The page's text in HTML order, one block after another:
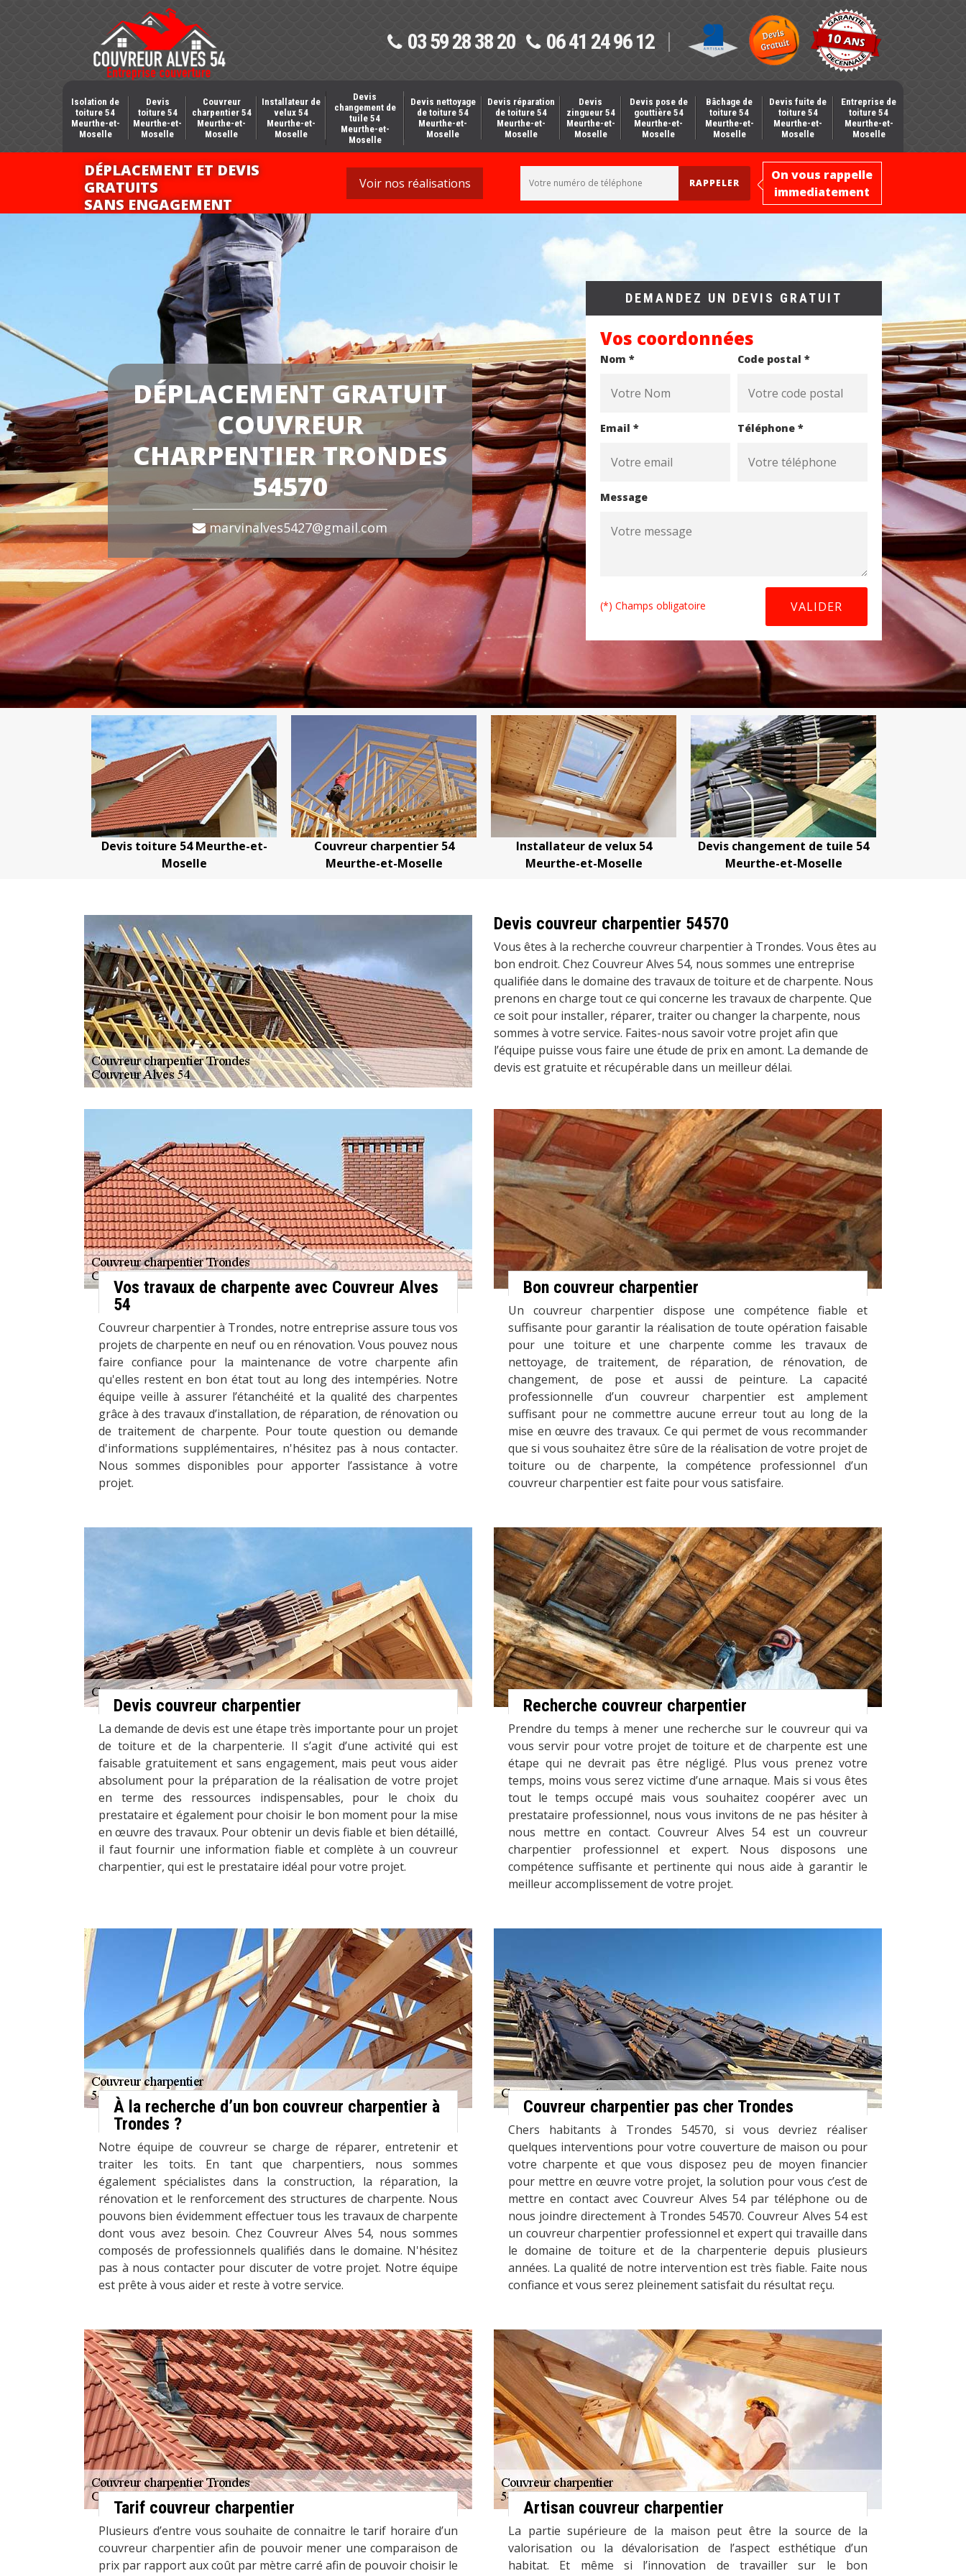
03 59 28 38 20 06 41 24 96 12
Isolation de
toiture 54
Meurthe-et-
Moselle
Devis
toiture 54
Meurthe-et-
Moselle
Couvreur
charpentier 54
Meurthe-et-
Moselle
Installateur de
velux 54
Meurthe-et-
Moselle
Devis
changement de
tuile 54
Meurthe-et-
Moselle
Devis nettoyage
de toiture 54
Meurthe-et-
Moselle
Devis réparation
de toiture 54
Meurthe-et-
Moselle
Devis
zingueur 54
Meurthe-et-
Moselle
Devis pose de
gouttière 54
Meurthe-et-
Moselle
Bâchage de
toiture 54
Meurthe-et-
Moselle
Devis fuite de
toiture 54
Meurthe-et-
Moselle
Entreprise de
toiture 54
Meurthe-et-
Moselle
DÉPLACEMENT ET DEVIS
GRATUITS
SANS ENGAGEMENT
Voir nos réalisations
On vous rappelle
immediatement
DÉPLACEMENT GRATUIT
COUVREUR
CHARPENTIER TRONDES
54570
marvinalves5427@gmail.com
DEMANDEZ UN DEVIS GRATUIT
Vos coordonnées
Nom * Code postal *
Email * Téléphone *
Message
(*) Champs obligatoire
Couvreur charpentier 54
Meurthe-et-Moselle
Installateur de velux 54
Meurthe-et-Moselle
Devis changement de tuile 54
Meurthe-et-Moselle
Devis nettoyage de toiture 54
Meurthe-et-Moselle
Devis couvreur charpentier 54570
Vous êtes à la recherche couvreur charpentier à Trondes. Vous êtes au
bon endroit. Chez Couvreur Alves 54, nous sommes une entreprise
qualifiée dans le domaine des travaux de toiture et de charpente. Nous
prenons en charge tout ce qui concerne les travaux de charpente. Que
ce soit pour installer, réparer, traiter ou changer la charpente, nous
sommes à votre service. Faites-nous savoir votre projet afin que
l’équipe puisse vous faire une étude de prix en amont. La demande de
devis est gratuite et récupérable dans un meilleur délai.
Vos travaux de charpente avec Couvreur Alves
54
Couvreur charpentier à Trondes, notre entreprise assure tous vos
projets de charpente en neuf ou en rénovation. Vous pouvez nous
faire confiance pour la maintenance de votre charpente afin
qu'elles restent en bon état tout au long des intempéries. Notre
équipe veille à assurer l’étanchéité et la qualité des charpentes
grâce à des travaux d’installation, de réparation, de rénovation ou
de traitement de charpente. Pour toute question ou demande
d'informations supplémentaires, n'hésitez pas à nous contacter.
Nous sommes disponibles pour apporter l’assistance à votre
projet.
Bon couvreur charpentier
Un couvreur charpentier dispose une compétence fiable et
suffisante pour garantir la réalisation de toute opération faisable
pour une toiture et une charpente comme les travaux de
nettoyage, de traitement, de réparation, de rénovation, de
changement, de pose et aussi de peinture. La capacité
professionnelle d’un couvreur charpentier est amplement
suffisant pour ne commettre aucune erreur tout au long de la
mise en œuvre des travaux. Ce qui permet de vous recommander
que si vous souhaitez être sûre de la réalisation de votre projet de
toiture ou de charpente, la compétence professionnel d’un
couvreur charpentier est faite pour vous satisfaire.
Devis couvreur charpentier
La demande de devis est une étape très importante pour un projet
de toiture et de la charpenterie. Il s’agit d’une activité qui est
faisable gratuitement et sans engagement, mais peut vous aider
absolument pour la préparation de la réalisation de votre projet
en terme des ressources indispensables, pour le choix du
prestataire et également pour choisir le bon moment pour la mise
en œuvre des travaux. Pour obtenir un devis fiable et bien détaillé,
il faut fournir une information fiable et complète à un couvreur
charpentier, qui est le prestataire idéal pour votre projet.
Recherche couvreur charpentier
Prendre du temps à mener une recherche sur le couvreur qui va
vous servir pour votre projet de toiture et de charpente est une
étape qui ne devrait pas être négligé. Plus vous prenez votre
temps, moins vous serez victime d’une arnaque. Mais si vous êtes
tout le temps occupé mais vous souhaitez coopérer avec un
prestataire professionnel, nous vous invitons de ne pas hésiter à
nous mettre en contact. Couvreur Alves 54 est un couvreur
charpentier professionnel et expert. Nous disposons une
compétence suffisante et pertinente qui nous aide à garantir le
meilleur accomplissement de votre projet.
À la recherche d’un bon couvreur charpentier à
Trondes ?
Notre équipe de couvreur se charge de réparer, entretenir et
traiter les toits. En tant que charpentiers, nous sommes
également spécialistes dans la construction, la réparation, la
rénovation et le renforcement des structures de charpente. Nous
pouvons bien évidemment effectuer tous les travaux de charpente
dont vous avez besoin. Chez Couvreur Alves 54, nous sommes
composés de professionnels qualifiés dans le domaine. N'hésitez
pas à nous contacter pour discuter de votre projet. Notre équipe
est prête à vous aider et reste à votre service.
Couvreur charpentier pas cher Trondes
Chers habitants à Trondes 54570, si vous devriez réaliser
quelques interventions pour votre couverture de maison ou pour
votre charpente et que vous disposez peu de moyen financier
pour mettre en œuvre votre projet, la solution pour vous c’est de
mettre en contact avec Couvreur Alves 54 par téléphone ou de
nous joindre directement à Trondes 54570. Couvreur Alves 54 est
un couvreur charpentier professionnel et expert qui travaille dans
le domaine de toiture et de la charpenterie depuis plusieurs
années. La qualité de notre intervention est très fiable. Faite nous
confiance et vous serez pleinement satisfait du résultat reçu.
Tarif couvreur charpentier
Plusieurs d’entre vous souhaite de connaitre le tarif horaire d’un
couvreur charpentier afin de pouvoir mener une comparaison de
prix par rapport aux coût par mètre carré afin de pouvoir choisir le
Artisan couvreur charpentier
La partie supérieure de la maison peut être la source de la
valorisation ou la dévalorisation de l’aspect esthétique d’un
habitat. Et même si l’innovation de travailler sur le bon